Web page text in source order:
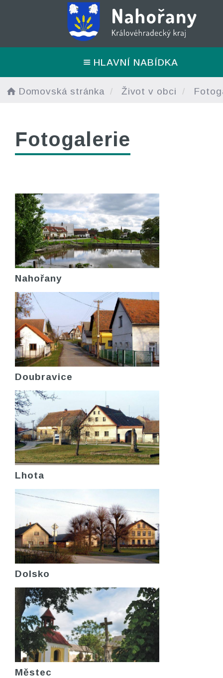
HLAVNÍ NABÍDKA
Domovská stránka Život v obci
Fotogalerie
Nahořany
Doubravice
Lhota
Dolsko
Městec